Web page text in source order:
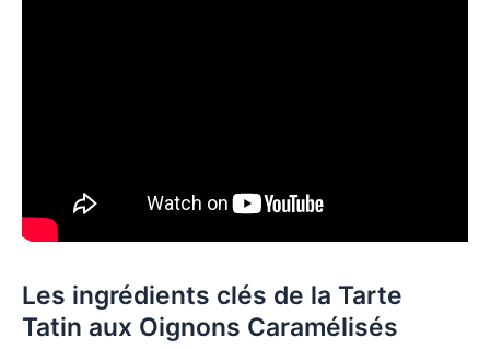
Les ingrédients clés de la Tarte
Tatin aux Oignons Caramélisés